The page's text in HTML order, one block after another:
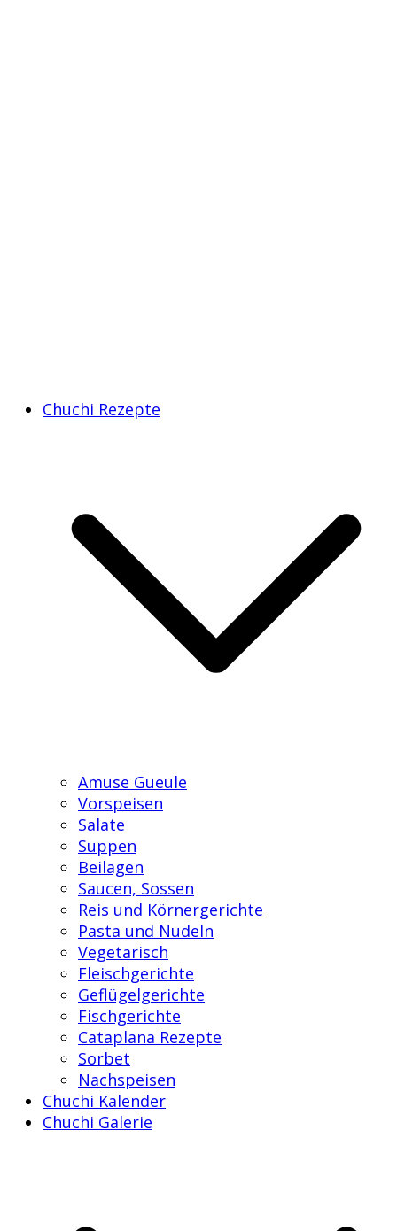
Chuchi Rezepte
Amuse Gueule
Vorspeisen
Salate
Suppen
Beilagen
Saucen, Sossen
Reis und Körnergerichte
Pasta und Nudeln
Vegetarisch
Fleischgerichte
Geflügelgerichte
Fischgerichte
Cataplana Rezepte
Sorbet
Nachspeisen
Chuchi Kalender
Chuchi Galerie